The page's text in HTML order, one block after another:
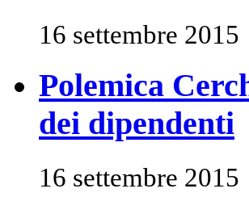
16 settembre 2015
Polemica
dei dipendenti
16 settembre 2015